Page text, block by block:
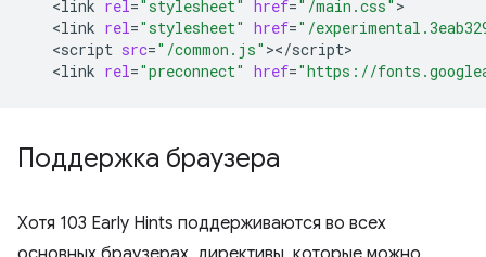
<link rel="stylesheet" href="/main.css"
<link rel="stylesheet" href="/
<script src="/common.js"
<link rel="preconnect" href="https://
Поддержка браузера
Хотя 103 Early Hints поддерживаются во всех